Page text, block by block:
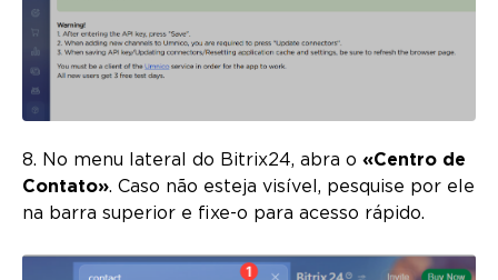
8. No menu lateral do Bitrix24, abra o «Centro de
Contato». Caso não esteja visível, pesquise por ele
na barra superior e fixe-o para acesso rápido.